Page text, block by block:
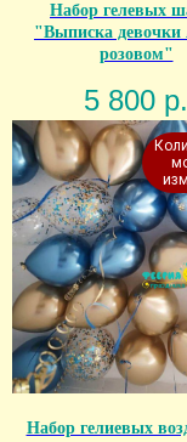
Набор гелевых
"Выписка девочки
розовом"
5 800 р.
Набор гелиевых